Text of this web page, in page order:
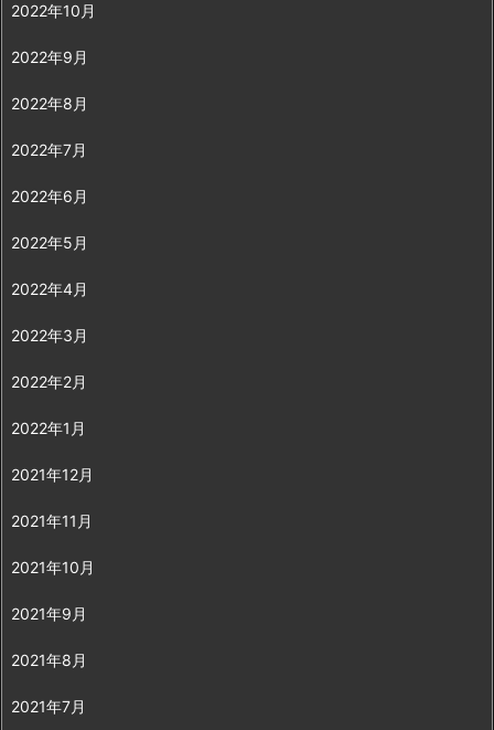
2022年10月
2022年9月
2022年8月
2022年7月
2022年6月
2022年5月
2022年4月
2022年3月
2022年2月
2022年1月
2021年12月
2021年11月
2021年10月
2021年9月
2021年8月
2021年7月